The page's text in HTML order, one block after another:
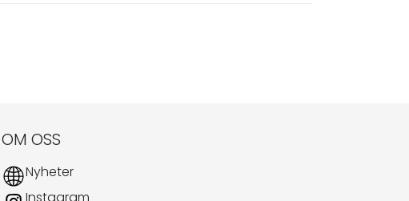
OM OSS
Nyheter